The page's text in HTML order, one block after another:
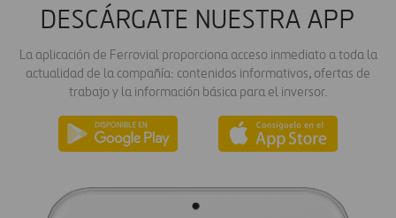
DESCÁRGATE NUESTRA APP
La aplicación de Ferrovial proporciona acceso inmediato a toda la
actualidad de la compañía: contenidos informativos, ofertas de
trabajo y la información básica para el inversor.